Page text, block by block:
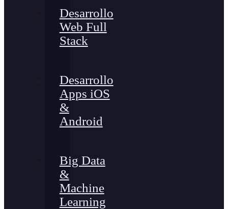
Desarrollo
Web Full
Stack
Desarrollo
Apps iOS
&
Android
Big Data
&
Machine
Learning